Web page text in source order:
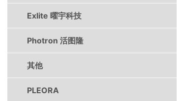
Exlite 曜宇科技
Photron 活图隆
其他
PLEORA